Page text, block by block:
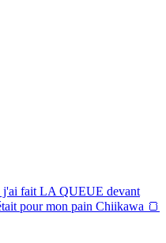
j'ai fait LA QUEUE devant
pour mon pain Chiikawa 🍞